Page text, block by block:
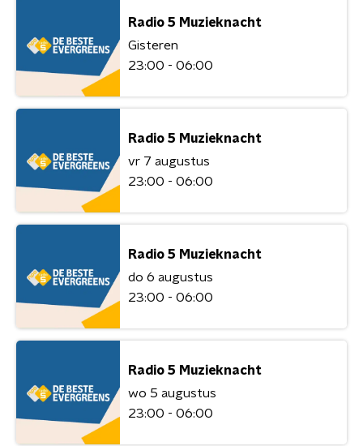
Radio 5 Muzieknacht
Gisteren
23:00 - 06:00
Radio 5 Muzieknacht
vr 7 augustus
23:00 - 06:00
Radio 5 Muzieknacht
do 6 augustus
23:00 - 06:00
Radio 5 Muzieknacht
wo 5 augustus
23:00 - 06:00